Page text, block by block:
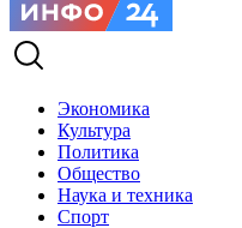
Экономика
Культура
Политика
Общество
Наука и техника
Спорт